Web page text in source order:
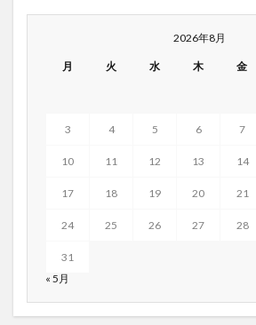
2026年8月
月 火 水 木 金
3 4 5 6 7
10 11 12 13 14
17 18 19 20 21
24 25 26 27 28
31
« 5月